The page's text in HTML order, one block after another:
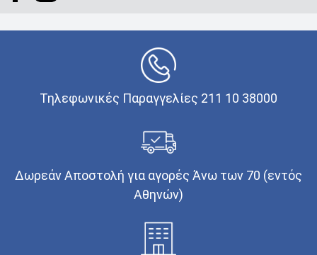
Τηλεφωνικές Παραγγελίες 211 10 38000
Δωρεάν Αποστολή για αγορές Άνω των 70 (εντός
Αθηνών)